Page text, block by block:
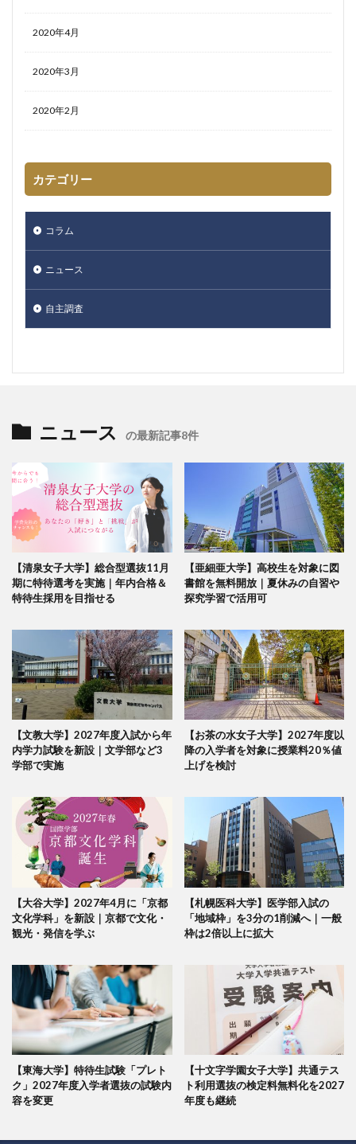
2020年4月
2020年3月
2020年2月
カテゴリー
コラム
ニュース
自主調査
ニュース の最新記事8件
【清泉女子大学】総合型選抜11月
期に特待選考を実施｜年内合格＆
特待生採用を目指せる
【亜細亜大学】高校生を対象に図
書館を無料開放｜夏休みの自習や
探究学習で活用可
【文教大学】2027年度入試から年
内学力試験を新設｜文学部など3
学部で実施
【お茶の水女子大学】2027年度以
降の入学者を対象に授業料20％値
上げを検討
【大谷大学】2027年4月に「京都
文化学科」を新設｜京都で文化・
観光・発信を学ぶ
【札幌医科大学】医学部入試の
「地域枠」を3分の1削減へ｜一般
枠は2倍以上に拡大
【東海大学】特待生試験「プレト
ク」2027年度入学者選抜の試験内
容を変更
【十文字学園女子大学】共通テス
ト利用選抜の検定料無料化を2027
年度も継続